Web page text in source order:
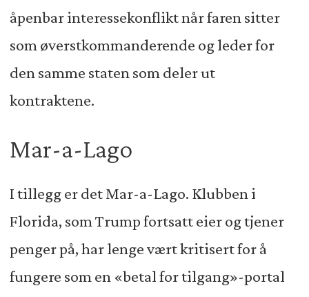
åpenbar interessekonflikt når faren sitter
som øverstkommanderende og leder for
den samme staten som deler ut
kontraktene.
Mar-a-Lago
I tillegg er det Mar-a-Lago. Klubben i
Florida, som Trump fortsatt eier og tjener
penger på, har lenge vært kritisert for å
fungere som en «betal for tilgang»-portal